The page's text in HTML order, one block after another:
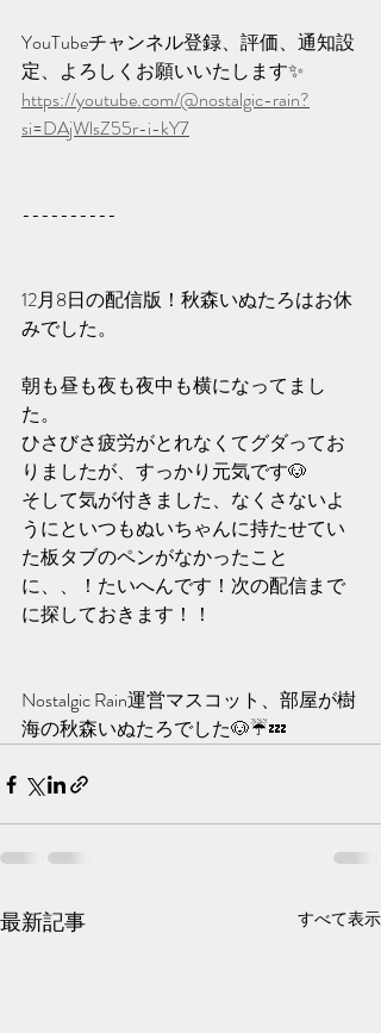
YouTubeチャンネル登録、評価、通知設
定、よろしくお願いいたします✨️
https://youtube.com/@nostalgic-rain?
si=DAjWlsZ55r-i-kY7
----------
12月8日の配信版！秋森いぬたろはお休
みでした。
朝も昼も夜も夜中も横になってまし
た。
ひさびさ疲労がとれなくてグダってお
りましたが、すっかり元気です🐶
そして気が付きました、なくさないよ
うにといつもぬいちゃんに持たせてい
た板タブのペンがなかったこと
に、、！たいへんです！次の配信まで
に探しておきます！！
Nostalgic Rain運営マスコット、部屋が樹
海の秋森いぬたろでした🐶☔️💤
最新記事 すべて表示